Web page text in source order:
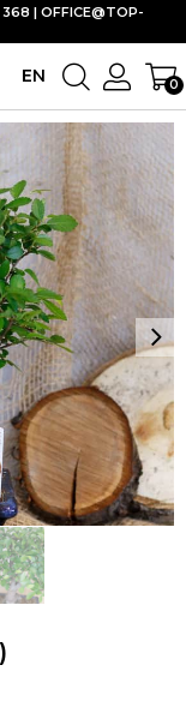
EN 0
| OFFICE@TOP-